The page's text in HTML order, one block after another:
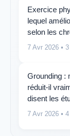
Exercice
lequel
selon les
7 Avr 2026 •
Grounding :
réduit-il
disent les
7 Avr 2026 •